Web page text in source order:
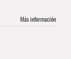
Más información